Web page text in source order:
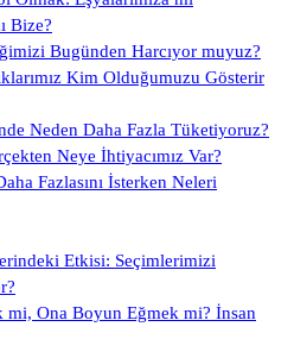
Bize?
Bugünden Harcıyor muyuz?
Kim Olduğumuzu Gösterir
Neden Daha Fazla Tüketiyoruz?
Neye İhtiyacımız Var?
Fazlasını İsterken Neleri
Etkisi: Seçimlerimizi
Ona Boyun Eğmek mi? İnsan